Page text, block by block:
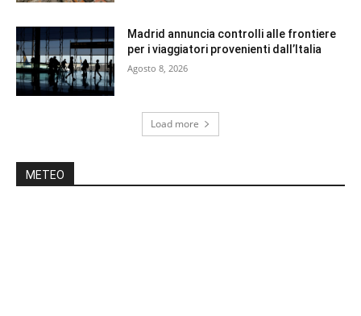
Madrid annuncia controlli alle frontiere
per i viaggiatori provenienti dall’Italia
Agosto 8, 2026
Load more
METEO